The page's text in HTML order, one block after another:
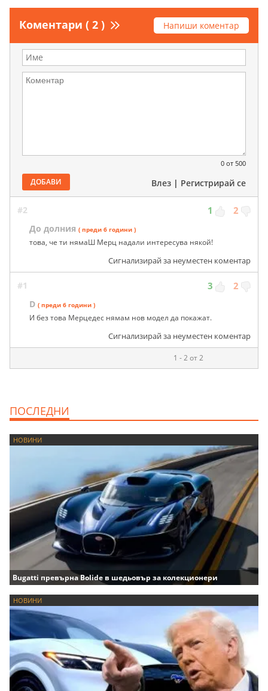
Коментари ( 2 ) Напиши коментар
0 от 500
ДОБАВИ Влез | Регистрирай се
#2 1 2
До долния ( преди 6 години )
това, че ти нямаШ Мерц надали интересува някой!
Сигнализирай за неуместен коментар
#1 3 2
D ( преди 6 години )
И без това Мерцедес нямам нов модел да покажат.
Сигнализирай за неуместен коментар
1 - 2 от 2
ПОСЛЕДНИ
НОВИНИ
Bugatti превърна Bolide в шедьовър за колекционери
НОВИНИ